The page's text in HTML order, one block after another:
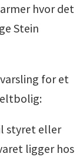
hvor det
Stein
for et
styret eller
ligger hos